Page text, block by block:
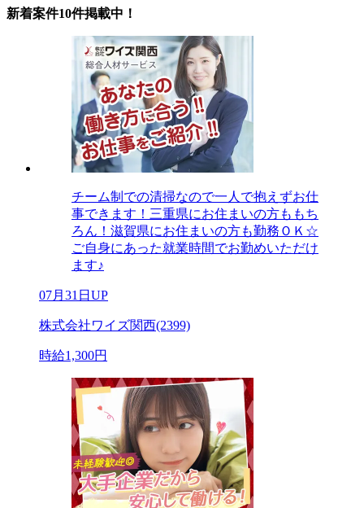
新着案件10件掲載中！
チーム制での清掃なので一人で抱えずお仕
事できます！三重県にお住まいの方ももち
ろん！滋賀県にお住まいの方も勤務ＯＫ☆
ご自身にあった就業時間でお勤めいただけ
ます♪
07月31日UP
株式会社ワイズ関西(2399)
時給1,300円